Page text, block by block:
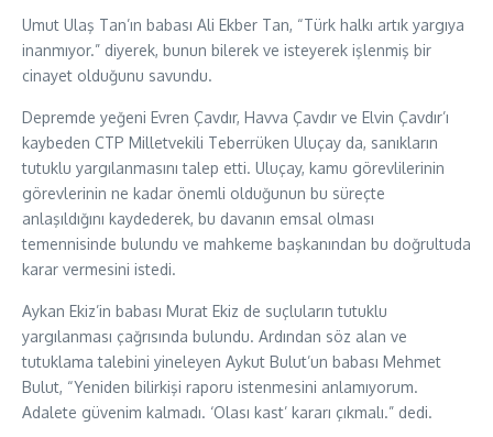
Umut Ulaş Tan’ın babası Ali Ekber Tan, “Türk halkı artık yargıya
inanmıyor.” diyerek, bunun bilerek ve isteyerek işlenmiş bir
cinayet olduğunu savundu.
Depremde yeğeni Evren Çavdır, Havva Çavdır ve Elvin Çavdır’ı
kaybeden CTP Milletvekili Teberrüken Uluçay da, sanıkların
tutuklu yargılanmasını talep etti. Uluçay, kamu görevlilerinin
görevlerinin ne kadar önemli olduğunun bu süreçte
anlaşıldığını kaydederek, bu davanın emsal olması
temennisinde bulundu ve mahkeme başkanından bu doğrultuda
karar vermesini istedi.
Aykan Ekiz’in babası Murat Ekiz de suçluların tutuklu
yargılanması çağrısında bulundu. Ardından söz alan ve
tutuklama talebini yineleyen Aykut Bulut’un babası Mehmet
Bulut, “Yeniden bilirkişi raporu istenmesini anlamıyorum.
Adalete güvenim kalmadı. ‘Olası kast’ kararı çıkmalı.” dedi.